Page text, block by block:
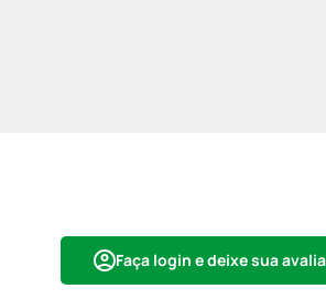
Faça login e deixe sua